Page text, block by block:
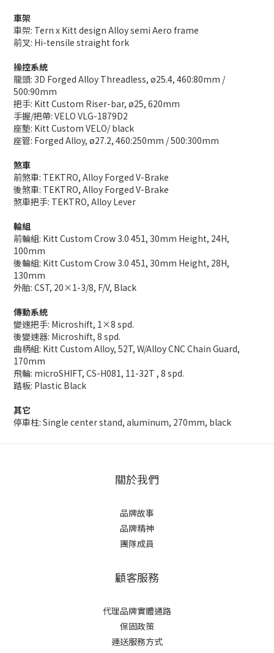
車架
車架: Tern x Kitt design Alloy semi Aero frame
前叉: Hi-tensile straight fork
操控系統
龍頭: 3D Forged Alloy Threadless, ø25.4, 460:80mm /
500:90mm
把手: Kitt Custom Riser-bar, ø25, 620mm
手握/把帶: VELO VLG-1879D2
座墊: Kitt Custom VELO/ black
座管: Forged Alloy, ø27.2, 460:250mm / 500:300mm
煞車
前煞車: TEKTRO, Alloy Forged V-Brake
後煞車: TEKTRO, Alloy Forged V-Brake
煞車把手: TEKTRO, Alloy Lever
輪組
前輪組: Kitt Custom Crow 3.0 451, 30mm Height, 24H,
100mm
後輪組: Kitt Custom Crow 3.0 451, 30mm Height, 28H,
130mm
外胎: CST, 20×1-3/8, F/V, Black
傳動系統
變速把手: Microshift, 1×8 spd.
後變速器: Microshift, 8 spd.
曲柄組: Kitt Custom Alloy, 52T, W/Alloy CNC Chain Guard,
170mm
飛輪: microSHIFT, CS-H081, 11-32T , 8 spd.
踏板: Plastic Black
其它
停車柱: Single center stand, aluminum, 270mm, black
關於我們
品牌故事
品牌精神
團隊成員
顧客服務
代理品牌實體通路
保固政策
運送服務方式